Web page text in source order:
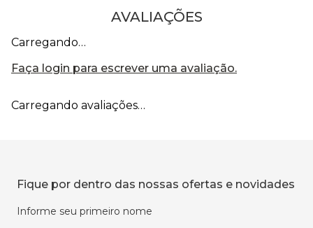
AVALIAÇÕES
Carregando…
Faça login para escrever uma avaliação.
Carregando avaliações…
Fique por dentro das nossas ofertas e novidades
Informe seu primeiro nome